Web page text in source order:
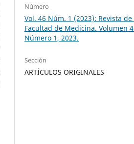
Número
Vol. 46 Núm. 1 (2023): Revista de
Facultad de Medicina. Volumen
Número 1, 2023.
Sección
ARTÍCULOS ORIGINALES